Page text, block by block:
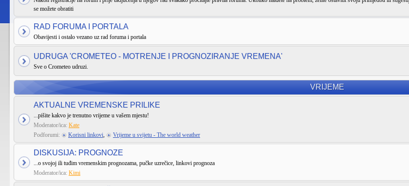
se možete obratiti
RAD FORUMA I PORTALA
Obavijesti i ostalo vezano uz rad foruma i portala
UDRUGA 'CROMETEO - MOTRENJE I PROGNOZIRANJE VREMENA'
Sve o Crometeo udruzi.
VRIJEME
AKTUALNE VREMENSKE PRILIKE
...pišite kakvo je trenutno vrijeme u vašem mjestu!
Moderator/ica: Kate
Podforumi:
Korisni linkovi, Vrijeme u svijetu - The world weather
DISKUSIJA: PROGNOZE
...o svojoj ili tuđim vremenskim prognozama, pučke uzrečice, linkovi prognoza
Moderator/ica: Kimi